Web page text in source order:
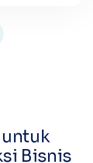
untuk
Bisnis